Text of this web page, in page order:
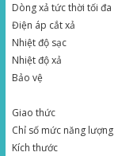
Dòng xả tức thời tối đa
Điện áp cắt xả
Nhiệt độ sạc
Nhiệt độ xả
Bảo vệ
Giao thức
Chỉ số mức năng lượng
Kích thước